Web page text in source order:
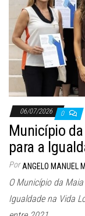
06/07/2026 0
Município
para a
Por ANGELO MANUEL
O Município da
Igualdade na Vida